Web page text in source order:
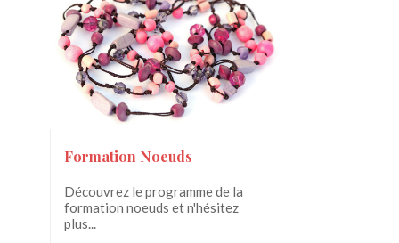
Formation Noeuds
Découvrez le programme de la
formation noeuds et n'hésitez
plus...